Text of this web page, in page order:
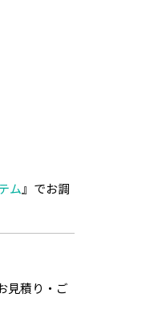
ム』でお調
見積り・ご